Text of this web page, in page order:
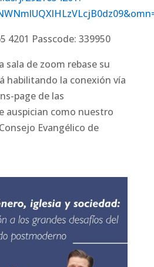
4201 Passcode: 339950
sala de zoom rebase su
habilitando la conexión vía
page de las
auspician como nuestro
Evangélico de